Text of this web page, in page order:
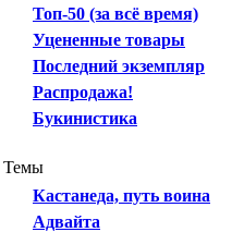
Топ-50 (за всё время)
Уцененные товары
Последний экземпляр
Распродажа!
Букинистика
Темы
Кастанеда, путь воина
Адвайта